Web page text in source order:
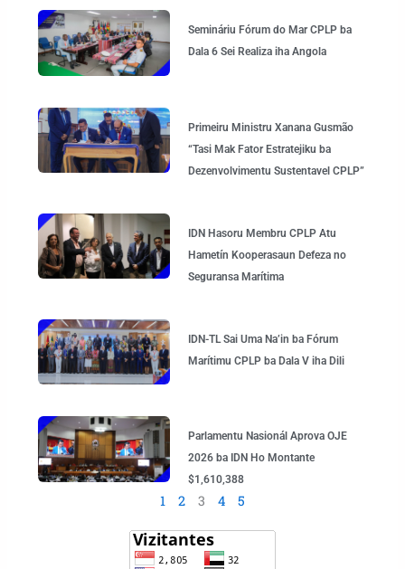
Semináriu Fórum do Mar CPLP ba
Dala 6 Sei Realiza iha Angola
Primeiru Ministru Xanana Gusmão
“Tasi Mak Fator Estratejiku ba
Dezenvolvimentu Sustentavel CPLP”
IDN Hasoru Membru CPLP Atu
Hametín Kooperasaun Defeza no
Seguransa Marítima
IDN-TL Sai Uma Na’in ba Fórum
Marítimu CPLP ba Dala V iha Dili
Parlamentu Nasionál Aprova OJE
2026 ba IDN Ho Montante
$1,610,388
1 2 3 4 5